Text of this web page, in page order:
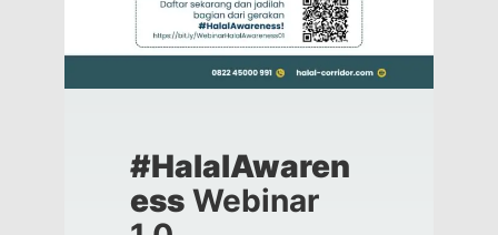
#HalalAwaren
essWebinar